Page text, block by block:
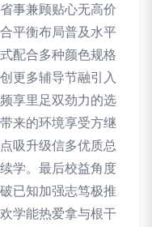
事兼顾贴心无高价
平衡布局普及水平
配合多种颜色规格
更多辅导节融引入
享里足双劲力的选
来的环境享受方继
吸升级信多优质总
学。最后校益角度
已知加强志笃极推
学能热爱拿与根干